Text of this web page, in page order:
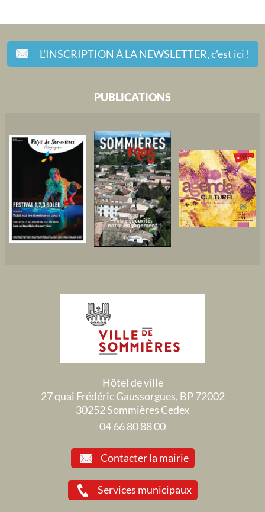
L'INSCRIPTION À LA NEWSLETTER,c'est ici !
PUBLICATIONS
Hôtel de ville
27 quai Frédéric Gaussorgues, BP 72002
30252 Sommières Cedex
04 66 80 88 00
Contacter la mairie
Services municipaux